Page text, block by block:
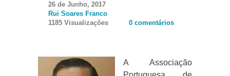
26 de Junho, 2017
Rui Soares Franco
1185 Visualizações
0 comentários
A Associação